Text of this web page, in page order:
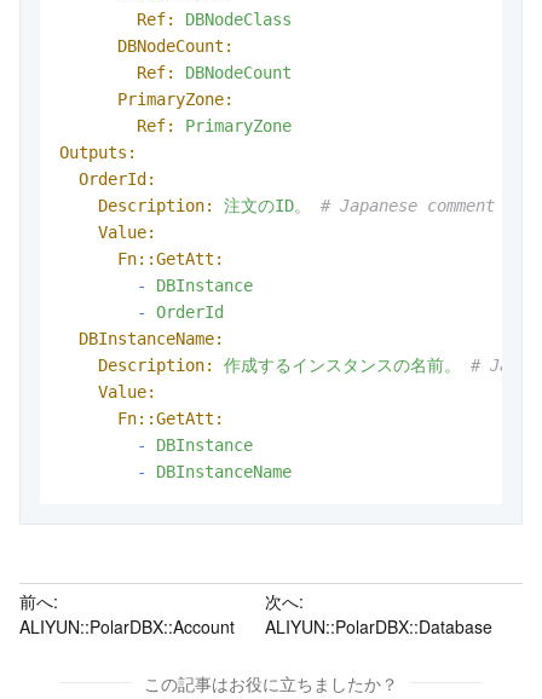
Ref:
DBNodeClass
DBNodeCount:
Ref:
DBNodeCount
PrimaryZone:
Ref:
PrimaryZone
Outputs:
OrderId:
Description:
注文のID。
# Japanese comment
Value:
Fn::GetAtt:
-
DBInstance
-
OrderId
DBInstanceName:
Description:
作成するインスタンスの名前。
#
Value:
Fn::GetAtt:
-
DBInstance
-
DBInstanceName
前へ:
ALIYUN::PolarDBX::Account
次へ:
ALIYUN::PolarDBX::Database
この記事はお役に立ちましたか？